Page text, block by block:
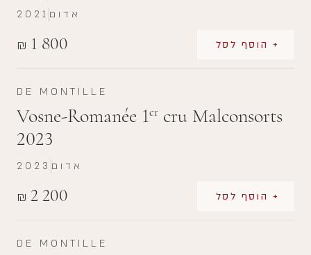
₪ 1 800 + הוסף לסל
2021 אדום
DE MONTILLE
Vosne-Romanée 1er cru Malconsorts
2023
₪ 2 200 + הוסף לסל
2023 אדום
DE MONTILLE